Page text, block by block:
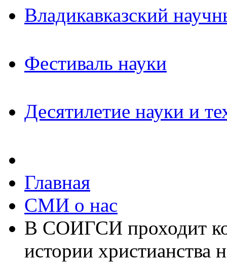
Владикавказский
Фестиваль науки
Десятилетие науки и
Главная
СМИ о нас
В СОИГСИ проходит
истории христианства